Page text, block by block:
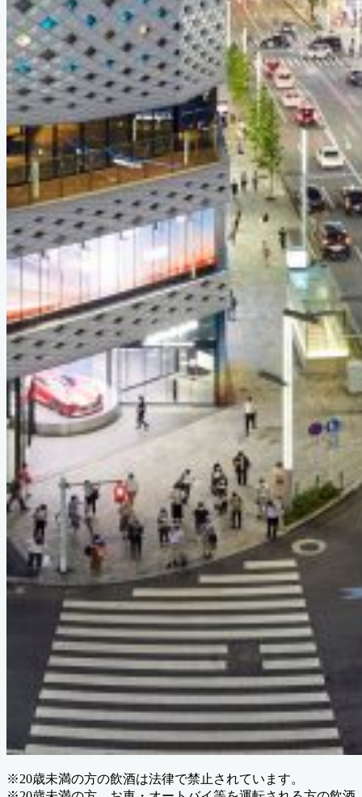
※20歳未満の方の飲酒は法律で禁止されています。